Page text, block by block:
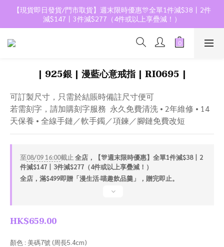
【現貨即日發貨/門市取貨】週末限時優惠🎊全單1件減$38丨2件
減$147丨3件減$277（4件或以上享疊減！）
| 925銀 | 漫藍心意戒指 | RI0695 |
可訂製尺寸，只需於結賬時備註尺寸便可
若需刻字，請加購刻字服務  永久免費清洗 • 2年維修 • 14
天保養 • 全線手鏈／軟手鐲／項鍊／腳鏈免費改短
至08/09 16:00截止 全店，【🎊週末限時優惠】全單1件減$38丨2
件減$147丨3件減$277（4件或以上享疊減！）
全店，滿$499即贈「漫生活·喵趣飲品羹」，贈完即止。
HK$659.00
顏色 : 美碼7號 (周長5.4cm)